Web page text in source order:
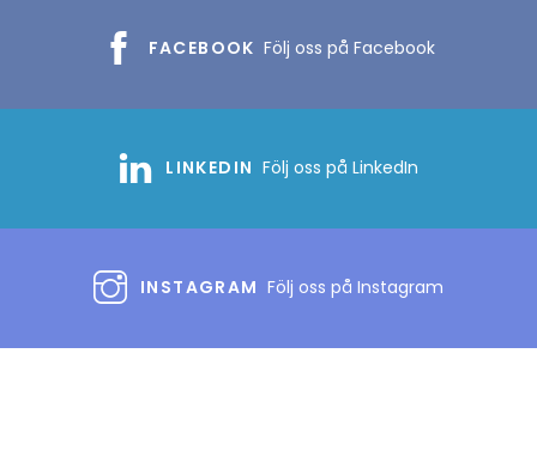
FACEBOOK Följ oss på Facebook
LINKEDIN Följ oss på LinkedIn
INSTAGRAM Följ oss på Instagram